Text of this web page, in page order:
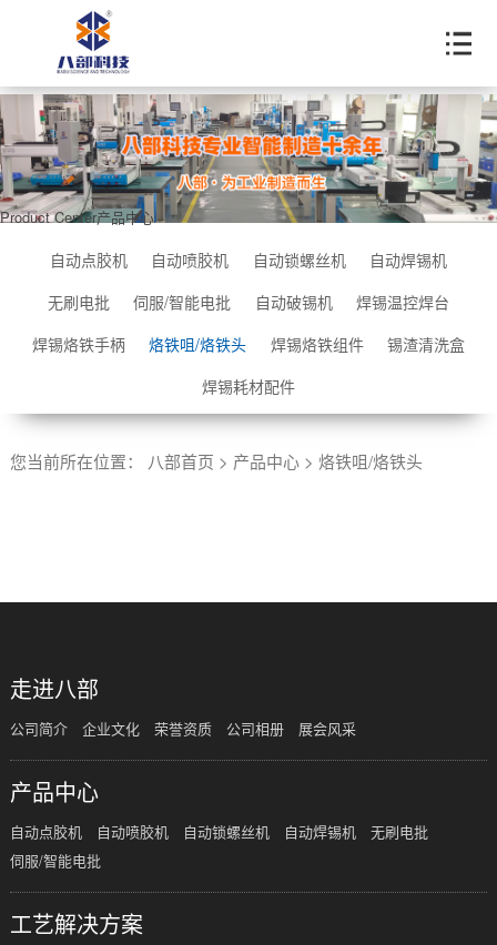
Product Center产品中心
自动点胶机 自动喷胶机 自动锁螺丝机
自动焊锡机
无刷电批
伺服/智能电批 自动破锡机
焊锡温控焊台
焊锡烙铁手柄
烙铁咀/烙铁头 焊锡烙铁组件
锡渣清洗盒
焊锡耗材配件
您当前所在位置： 八部首页 > 产品中心> 烙铁咀/烙铁头
走进八部
公司简介 企业文化 荣誉资质 公司相册 展会风采
产品中心
自动点胶机 自动喷胶机 自动锁螺丝机 自动焊锡机
无刷电批
伺服/智能电批
工艺解决方案